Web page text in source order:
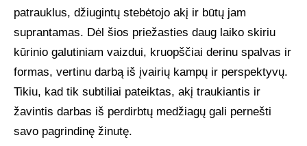
patrauklus, džiugintų stebėtojo akį ir būtų jam
suprantamas. Dėl šios priežasties daug laiko skiriu
kūrinio galutiniam vaizdui, kruopščiai derinu spalvas ir
formas, vertinu darbą iš įvairių kampų ir perspektyvų.
Tikiu, kad tik subtiliai pateiktas, akį traukiantis ir
žavintis darbas iš perdirbtų medžiagų gali pernešti
savo pagrindinę žinutę.